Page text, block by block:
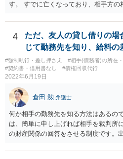
す。 すでに亡くなっており、相手方
が難しくなります。 お早めに相続人
場合は、弁護士に相談されるのがよろ
4
ただ、友人の貸し借りの場
じて勤務先を知り、給料の
#強制執行・差し押さえ #相手(債務者)の所在
#契約書・借用書なし
#債権回収代行
2022年6月19日
倉田 勲 弁護士
何か相手の勤務先を知る方法はあるの
は、簡単に申し上げれば相手を裁判所
の財産関係の回答をさせる制度です。
で相手を呼び出して回答させることで